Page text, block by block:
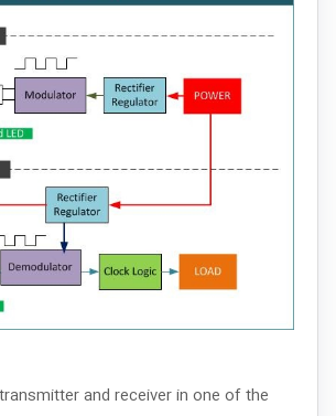
and receiver in one of the